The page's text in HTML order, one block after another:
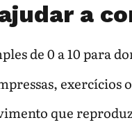
Pode indicar
motor
Pode haver
autonômico.
a
de 0 a 10 para
que